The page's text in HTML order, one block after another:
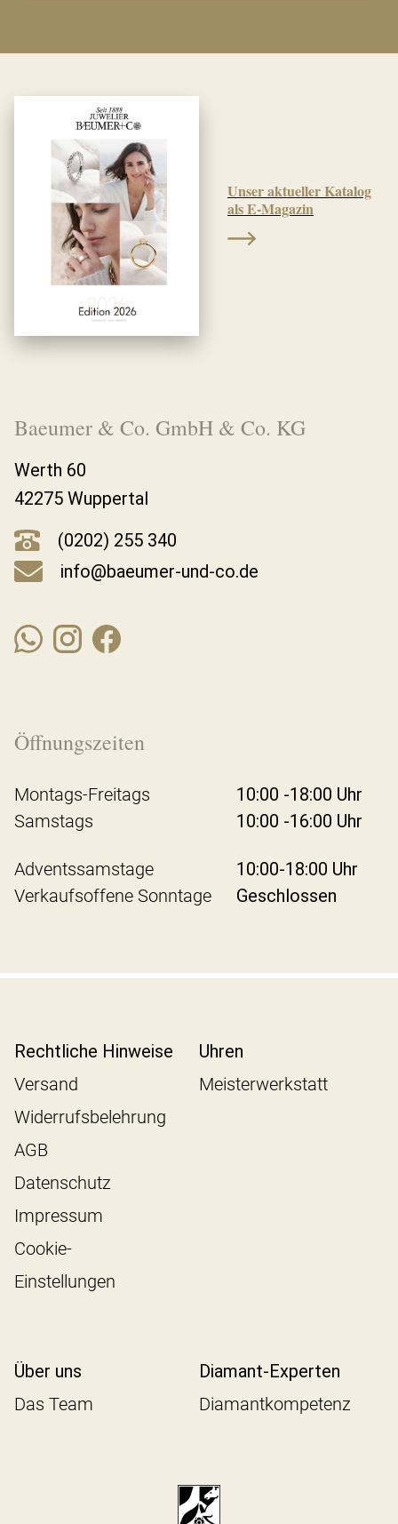
Unser aktueller Katalog
als E-Magazin
Baeumer & Co. GmbH & Co. KG
Werth 60
42275 Wuppertal
(0202) 255 340
info@baeumer-und-co.de
Öffnungszeiten
Montags-Freitags
10:00 -18:00 Uhr
Samstags
10:00 -16:00 Uhr
Adventssamstage
10:00-18:00 Uhr
Verkaufsoffene Sonntage
Geschlossen
Rechtliche Hinweise
Versand
Widerrufsbelehrung
AGB
Datenschutz
Impressum
Cookie-
Einstellungen
Uhren
Meisterwerkstatt
Über uns
Das Team
Diamant-Experten
Diamantkompetenz